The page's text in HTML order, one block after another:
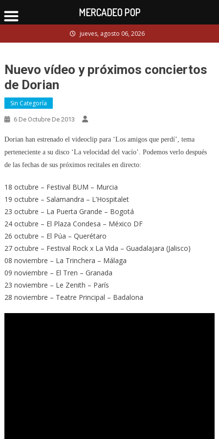
to
jueves, agosto 06, 2026
Nuevo vídeo y próximos conciertos
de Dorian
Sin Categoría
6 De Octubre De 2013
Dorian han estrenado el videoclip para ‘Los amigos que perdí’, tema
perteneciente a su disco ‘La velocidad del vacío’. Podemos verlo después
de las fechas de sus próximos recitales en directo:
18 octubre – Festival BUM – Murcia
19 octubre – Salamandra – L’Hospitalet
23 octubre – La Puerta Grande – Bogotá
24 octubre – El Plaza Condesa – México DF
26 octubre – El Púa – Querétaro
27 octubre – Festival Rock x La Vida – Guadalajara (Jalisco)
08 noviembre – La Trinchera – Málaga
09 noviembre – El Tren – Granada
23 noviembre – Le Zenith – París
28 noviembre – Teatre Principal – Badalona
MERCADEO POP